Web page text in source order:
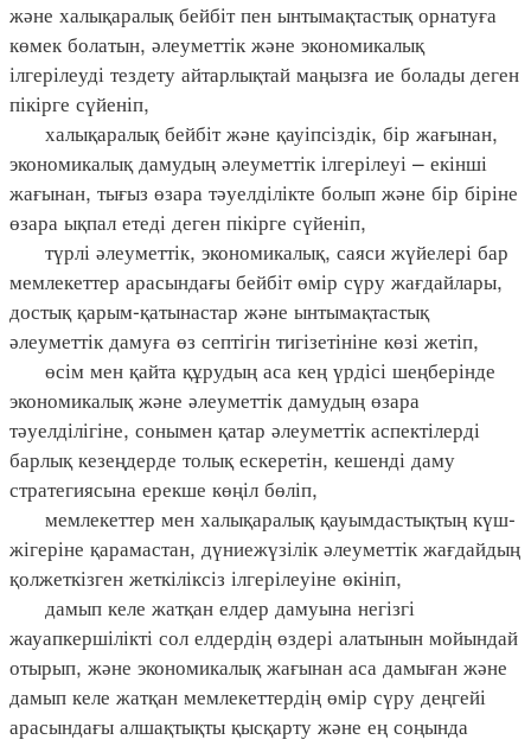
және халықаралық бейбіт пен ынтымақтастық орнатуға
көмек болатын, әлеуметтік және экономикалық
ілгерілеуді тездету айтарлықтай маңызға ие болады деген
пікірге сүйеніп,
халықаралық бейбіт және қауіпсіздік, бір жағынан,
экономикалық дамудың әлеуметтік ілгерілеуі – екінші
жағынан, тығыз өзара тәуелділікте болып және бір біріне
өзара ықпал етеді деген пікірге сүйеніп,
түрлі әлеуметтік, экономикалық, саяси жүйелері бар
мемлекеттер арасындағы бейбіт өмір сүру жағдайлары,
достық қарым-қатынастар және ынтымақтастық
әлеуметтік дамуға өз септігін тигізетініне көзі жетіп,
өсім мен қайта құрудың аса кең үрдісі шеңберінде
экономикалық және әлеуметтік дамудың өзара
тәуелділігіне, сонымен қатар әлеуметтік аспектілерді
барлық кезеңдерде толық ескеретін, кешенді даму
стратегиясына ерекше көңіл бөліп,
мемлекеттер мен халықаралық қауымдастықтың күш-
жігеріне қарамастан, дүниежүзілік әлеуметтік жағдайдың
қолжеткізген жеткіліксіз ілгерілеуіне өкініп,
дамып келе жатқан елдер дамуына негізгі
жауапкершілікті сол елдердің өздері алатынын мойындай
отырып, және экономикалық жағынан аса дамыған және
дамып келе жатқан мемлекеттердің өмір сүру деңгейі
арасындағы алшақтықты қысқарту және ең соңында